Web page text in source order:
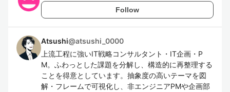
Follow
Atsushi@atsushi_0000
上流工程に強いIT戦略コンサルタント・IT企画・P
M。ふわっとした課題を分解し、構造的に再整理する
ことを得意としています。抽象度の高いテーマを図
解・フレームで可視化し、非エンジニアPMや企画部